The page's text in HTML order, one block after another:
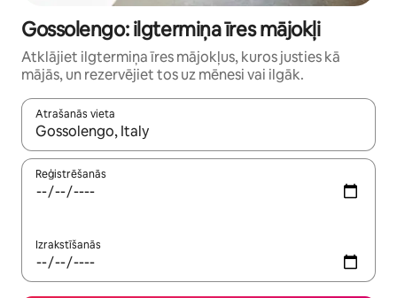
Gossolengo: ilgtermiņa īres mājokļi
Atklājiet ilgtermiņa īres mājokļus, kuros justies kā
mājās, un rezervējiet tos uz mēnesi vai ilgāk.
Atrašanās vieta
Kad rezultāti kļūs pieejami, izmantojiet bultiņu uz augšu un
Reģistrēšanās
Izrakstīšanās